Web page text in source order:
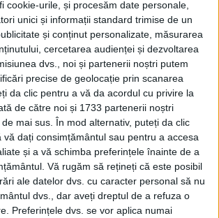
cookie-urile, și procesăm date personale,
unici și informații standard trimise de un
și conținut personalizate, măsurarea
cercetarea audienței și dezvoltarea
dvs., noi și partenerii noștri putem
precise de geolocație prin scanarea
da clic pentru a vă da acordul cu privire la
de către noi și 1733 partenerii noștri
mai sus. În mod alternativ, puteți da clic
vă dați consimțământul sau pentru a accesa
și a vă schimba preferințele înainte de a
Vă rugăm să rețineți că este posibil
ale datelor dvs. cu caracter personal să nu
dvs., dar aveți dreptul de a refuza o
Preferințele dvs. se vor aplica numai
ștrudel